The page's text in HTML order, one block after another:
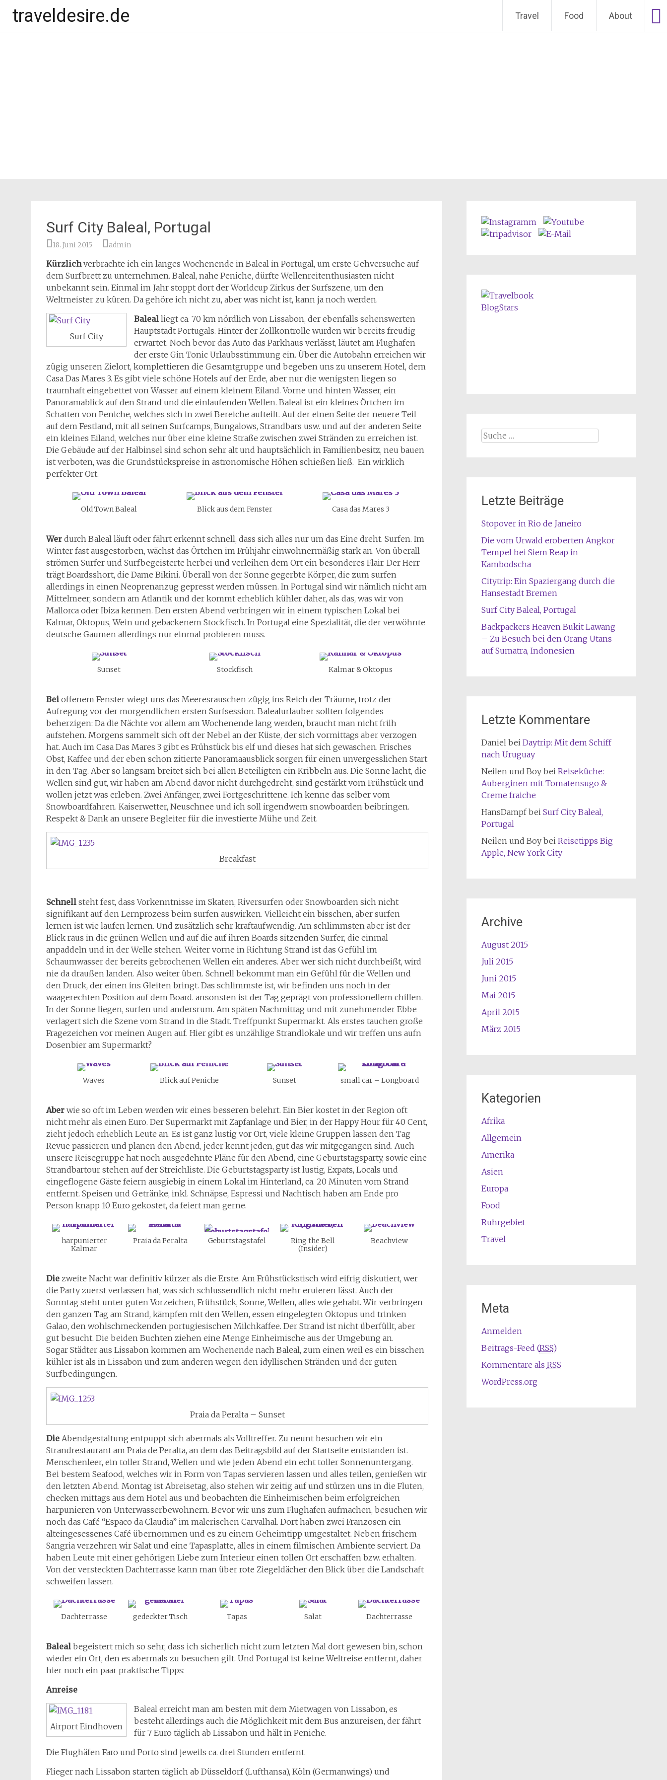
traveldesire.de Travel Food About
Surf City Baleal, Portugal
18. Juni 2015 admin
Kürzlichverbrachte ich ein langes Wochenende in Baleal in Portugal, um erste Gehversuche auf
dem Surfbrett zu unternehmen. Baleal, nahe Peniche, dürfte Wellenreitenthusiasten nicht
unbekannt sein. Einmal im Jahr stoppt dort der Worldcup Zirkus der Surfszene, um den
Weltmeister zu küren. Da gehöre ich nicht zu, aber was nicht ist, kann ja noch werden.
Surf City
Baleal liegt ca. 70 km nördlich von Lissabon, der ebenfalls sehenswerten
Hauptstadt Portugals. Hinter der Zollkontrolle wurden wir bereits freudig
erwartet. Noch bevor das Auto das Parkhaus verlässt, läutet am Flughafen
der erste Gin Tonic Urlaubsstimmung ein. Über die Autobahn erreichen wir
zügig unseren Zielort, komplettieren die Gesamtgruppe und begeben uns zu unserem Hotel, dem
Casa Das Mares 3. Es gibt viele schöne Hotels auf der Erde, aber nur die wenigsten liegen so
traumhaft eingebettet von Wasser auf einem kleinem Eiland. Vorne und hinten Wasser, ein
Panoramablick auf den Strand und die einlaufenden Wellen. Baleal ist ein kleines Örtchen im
Schatten von Peniche, welches sich in zwei Bereiche aufteilt. Auf der einen Seite der neuere Teil
auf dem Festland, mit all seinen Surfcamps, Bungalows, Strandbars usw. und auf der anderen Seite
ein kleines Eiland, welches nur über eine kleine Straße zwischen zwei Stränden zu erreichen ist.
Die Gebäude auf der Halbinsel sind schon sehr alt und hauptsächlich in Familienbesitz, neu bauen
ist verboten, was die Grundstückspreise in astronomische Höhen schießen ließ. Ein wirklich
perfekter Ort.
Old Town Baleal Blick aus dem Fenster Casa das Mares 3
Wer durch Baleal läuft oder fährt erkennt schnell, dass sich alles nur um das Eine dreht. Surfen. Im
Winter fast ausgestorben, wächst das Örtchen im Frühjahr einwohnermäßig stark an. Von überall
strömen Surfer und Surfbegeisterte herbei und verleihen dem Ort ein besonderes Flair. Der Herr
trägt Boardsshort, die Dame Bikini. Überall von der Sonne gegerbte Körper, die zum surfen
allerdings in einen Neoprenanzug gepresst werden müssen. In Portugal sind wir nämlich nicht am
Mittelmeer, sondern am Atlantik und der kommt erheblich kühler daher, als das, was wir von
Mallorca oder Ibiza kennen. Den ersten Abend verbringen wir in einem typischen Lokal bei
Kalmar, Oktopus, Wein und gebackenem Stockfisch. In Portugal eine Spezialität, die der verwöhnte
deutsche Gaumen allerdings nur einmal probieren muss.
Sunset Stockfisch Kalmar & Oktopus
Bei offenem Fenster wiegt uns das Meeresrauschen zügig ins Reich der Träume, trotz der
Aufregung vor der morgendlichen ersten Surfsession. Balealurlauber sollten folgendes
beherzigen: Da die Nächte vor allem am Wochenende lang werden, braucht man nicht früh
aufstehen. Morgens sammelt sich oft der Nebel an der Küste, der sich vormittags aber verzogen
hat. Auch im Casa Das Mares 3 gibt es Frühstück bis elf und dieses hat sich gewaschen. Frisches
Obst, Kaffee und der eben schon zitierte Panoramaausblick sorgen für einen unvergesslichen Start
in den Tag. Aber so langsam breitet sich bei allen Beteiligten ein Kribbeln aus. Die Sonne lacht, die
Wellen sind gut, wir haben am Abend davor nicht durchgedreht, sind gestärkt vom Frühstück und
wollen jetzt was erleben. Zwei Anfänger, zwei Fortgeschrittene. Ich kenne das selber vom
Snowboardfahren. Kaiserwetter, Neuschnee und ich soll irgendwem snowboarden beibringen.
Respekt & Dank an unsere Begleiter für die investierte Mühe und Zeit.
Breakfast
Schnell steht fest, dass Vorkenntnisse im Skaten, Riversurfen oder Snowboarden sich nicht
signifikant auf den Lernprozess beim surfen auswirken. Vielleicht ein bisschen, aber surfen
lernen ist wie laufen lernen. Und zusätzlich sehr kraftaufwendig. Am schlimmsten aber ist der
Blick raus in die grünen Wellen und auf die auf ihren Boards sitzenden Surfer, die einmal
anpaddeln und in der Welle stehen. Weiter vorne in Richtung Strand ist das Gefühl im
Schaumwasser der bereits gebrochenen Wellen ein anderes. Aber wer sich nicht durchbeißt, wird
nie da draußen landen. Also weiter üben. Schnell bekommt man ein Gefühl für die Wellen und
den Druck, der einen ins Gleiten bringt. Das schlimmste ist, wir befinden uns noch in der
waagerechten Position auf dem Board. ansonsten ist der Tag geprägt von professionellem chillen.
In der Sonne liegen, surfen und andersrum. Am späten Nachmittag und mit zunehmender Ebbe
verlagert sich die Szene vom Strand in die Stadt. Treffpunkt Supermarkt. Als erstes tauchen große
Fragezeichen vor meinen Augen auf. Hier gibt es unzählige Strandlokale und wir treffen uns aufn
Dosenbier am Supermarkt?
Waves Blick auf Peniche Sunset small car – Longboard
Aber wie so oft im Leben werden wir eines besseren belehrt. Ein Bier kostet in der Region oft
nicht mehr als einen Euro. Der Supermarkt mit Zapfanlage und Bier, in der Happy Hour für 40 Cent,
zieht jedoch erheblich Leute an. Es ist ganz lustig vor Ort, viele kleine Gruppen lassen den Tag
Revue passieren und planen den Abend, jeder kennt jeden, gut das wir mitgegangen sind. Auch
unsere Reisegruppe hat noch ausgedehnte Pläne für den Abend, eine Geburtstagsparty, sowie eine
Strandbartour stehen auf der Streichliste. Die Geburtstagsparty ist lustig, Expats, Locals und
eingeflogene Gäste feiern ausgiebig in einem Lokal im Hinterland, ca. 20 Minuten vom Strand
entfernt. Speisen und Getränke, inkl. Schnäpse, Espressi und Nachtisch haben am Ende pro
Person knapp 10 Euro gekostet, da feiert man gerne.
harpunierter
Kalmar
Praia da Peralta Geburtstagstafel
Ring the Bell
(Insider)
Beachview
Die zweite Nacht war definitiv kürzer als die Erste. Am Frühstückstisch wird eifrig diskutiert, wer
die Party zuerst verlassen hat, was sich schlussendlich nicht mehr eruieren lässt. Auch der
Sonntag steht unter guten Vorzeichen, Frühstück, Sonne, Wellen, alles wie gehabt. Wir verbringen
den ganzen Tag am Strand, kämpfen mit den Wellen, essen eingelegten Oktopus und trinken
Galao, den wohlschmeckenden portugiesischen Milchkaffee. Der Strand ist nicht überfüllt, aber
gut besucht. Die beiden Buchten ziehen eine Menge Einheimische aus der Umgebung an.
Sogar Städter aus Lissabon kommen am Wochenende nach Baleal, zum einen weil es ein bisschen
kühler ist als in Lissabon und zum anderen wegen den idyllischen Stränden und der guten
Surfbedingungen.
Praia da Peralta – Sunset
Die Abendgestaltung entpuppt sich abermals als Volltreffer. Zu neunt besuchen wir ein
Strandrestaurant am Praia de Peralta, an dem das Beitragsbild auf der Startseite entstanden ist.
Menschenleer, ein toller Strand, Wellen und wie jeden Abend ein echt toller Sonnenuntergang.
Bei bestem Seafood, welches wir in Form von Tapas servieren lassen und alles teilen, genießen wir
den letzten Abend. Montag ist Abreisetag, also stehen wir zeitig auf und stürzen uns in die Fluten,
checken mittags aus dem Hotel aus und beobachten die Einheimischen beim erfolgreichen
harpunieren von Unterwasserbewohnern. Bevor wir uns zum Flughafen aufmachen, besuchen wir
noch das Café “Espaco da Claudia” im malerischen Carvalhal. Dort haben zwei Franzosen ein
alteingesessenes Café übernommen und es zu einem Geheimtipp umgestaltet. Neben frischem
Sangria verzehren wir Salat und eine Tapasplatte, alles in einem filmischen Ambiente serviert. Da
haben Leute mit einer gehörigen Liebe zum Interieur einen tollen Ort erschaffen bzw. erhalten.
Von der versteckten Dachterrasse kann man über rote Ziegeldächer den Blick über die Landschaft
schweifen lassen.
Dachterrasse gedeckter Tisch Tapas Salat Dachterrasse
Baleal begeistert mich so sehr, dass ich sicherlich nicht zum letzten Mal dort gewesen bin, schon
wieder ein Ort, den es abermals zu besuchen gilt. Und Portugal ist keine Weltreise entfernt, daher
hier noch ein paar praktische Tipps:
Anreise
Airport Eindhoven
Baleal erreicht man am besten mit dem Mietwagen von Lissabon, es
besteht allerdings auch die Möglichkeit mit dem Bus anzureisen, der fährt
für 7 Euro täglich ab Lissabon und hält in Peniche.
Die Flughäfen Faro und Porto sind jeweils ca. drei Stunden entfernt.
Flieger nach Lissabon starten täglich ab Düsseldorf (Lufthansa), Köln (Germanwings) und
Suche nach:
Letzte Beiträge
Stopover in Rio de Janeiro
Die vom Urwald eroberten Angkor
Tempel bei Siem Reap in
Kambodscha
Citytrip: Ein Spaziergang durch die
Hansestadt Bremen
Surf City Baleal, Portugal
Backpackers Heaven Bukit Lawang
– Zu Besuch bei den Orang Utans
auf Sumatra, Indonesien
Letzte Kommentare
Danielbei Daytrip: Mit dem Schiff
nach Uruguay
Neilen und Boybei Reiseküche:
Auberginen mit Tomatensugo &
Creme fraiche
HansDampfbei Surf City Baleal,
Portugal
Neilen und Boybei Reisetipps Big
Apple, New York City
Archive
August 2015
Juli 2015
Juni 2015
Mai 2015
April 2015
März 2015
Kategorien
Afrika
Allgemein
Amerika
Asien
Europa
Food
Ruhrgebiet
Travel
Meta
Anmelden
Beitrags-Feed (RSS)
Kommentare als RSS
WordPress.org